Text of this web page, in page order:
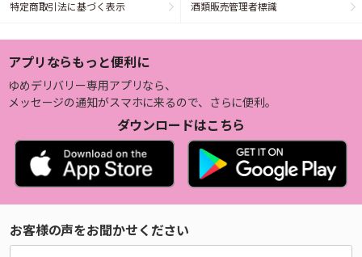
特定商取引法に基づく表示 酒類販売管理者標識
アプリならもっと便利に
ゆめデリバリー専用アプリなら、
メッセージの通知がスマホに来るので、さらに便利。
ダウンロードはこちら
お客様の声をお聞かせください